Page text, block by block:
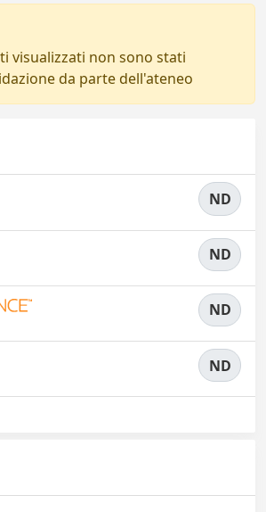
visualizzati non sono stati
da parte dell'ateneo
ND
ND
ND
ND